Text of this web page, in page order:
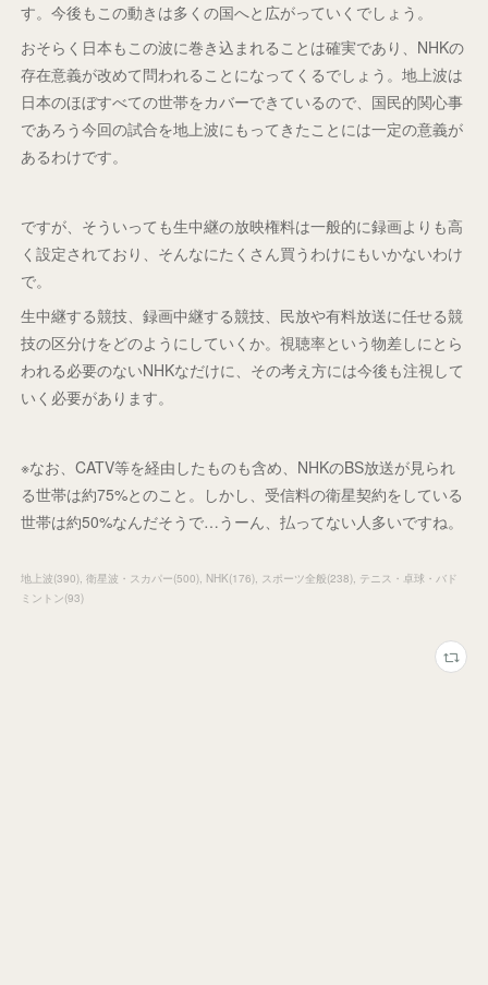
す。今後もこの動きは多くの国へと広がっていくでしょう。
おそらく日本もこの波に巻き込まれることは確実であり、NHKの
存在意義が改めて問われることになってくるでしょう。地上波は
日本のほぼすべての世帯をカバーできているので、国民的関心事
であろう今回の試合を地上波にもってきたことには一定の意義が
あるわけです。
ですが、そういっても生中継の放映権料は一般的に録画よりも高
く設定されており、そんなにたくさん買うわけにもいかないわけ
で。
生中継する競技、録画中継する競技、民放や有料放送に任せる競
技の区分けをどのようにしていくか。視聴率という物差しにとら
われる必要のないNHKなだけに、その考え方には今後も注視して
いく必要があります。
※なお、CATV等を経由したものも含め、NHKのBS放送が見られ
る世帯は約75%とのこと。しかし、受信料の衛星契約をしている
世帯は約50%なんだそうで…うーん、払ってない人多いですね。
地上波(390) 衛星波・スカパー(500) NHK(176) スポーツ全般(238) テニス・卓球・バド
ミントン(93)